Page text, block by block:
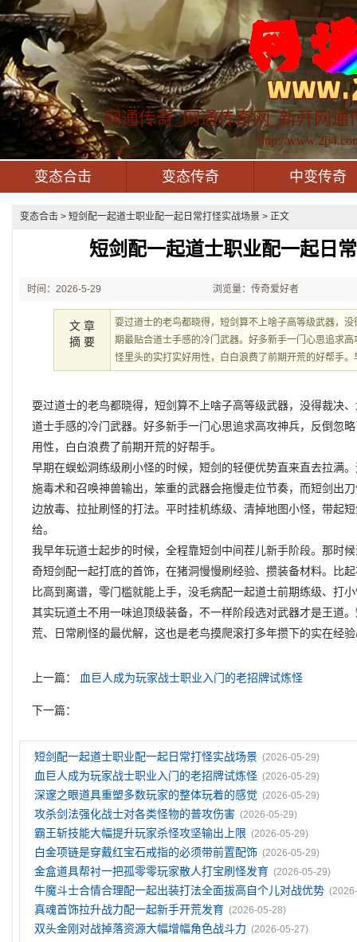
网通传奇_网通传奇网_新开网通
http://
变态合击 变态传奇 中变传奇
变态合击 > 短剑配一起道士职业配一起日常打怪实战场景 > 正文
短剑配一起道士职业配一起日
时间：2026-5-29
21:30:43
浏览量：传奇爱好者
文 章
摘 要
耍过道士的老鸟都晓得，短剑算不上啥子高等级武器，
期最贴合道士手感的冷门武器。好多新手一门心思追求
怪里头的实打实好用性，白白浪费了前期开荒的好帮手。
耍过道士的老鸟都晓得，短剑算不上啥子高等级武器，没得裁决
道士手感的冷门武器。好多新手一门心思追求高攻神兵，反倒忽
用性，白白浪费了前期开荒的好帮手。
早期在蜈蚣洞练级刷小怪的时候，短剑的轻便优势直来直去拉满
施毒术和召唤神兽输出，笨重的武器会拖慢走位节奏，而短剑出
边放毒、拉扯刷怪的打法。平时挂机练级、清掉地图小怪，带起
给。
我早年玩道士起步的时候，全程靠短剑中间茬儿新手阶段。那时
奇短剑配一起打底的首饰，在猪洞慢慢刷经验、攒装备材料。比
比高到离谱，零门槛就能上手，没毛病配一起道士前期练级、打
其实玩道土不用一味追顶级装备，不一样阶段选对武器才是王道
荒、日常刷怪的最优解，这也是老鸟摸爬滚打多年攒下的实在经
上一篇： 血巨人成为玩家战士职业入门的老招牌试炼怪
下一篇：
短剑配一起道士职业配一起日常打怪实战场景 (2026-05-29)
血巨人成为玩家战士职业入门的老招牌试炼怪 (2026-05-29)
深邃之眼道具重塑多数玩家的整体玩着的感觉 (2026-05-29)
攻杀剑法强化战士对各类怪物的普攻伤害 (2026-05-29)
霸王斩技能大幅提升玩家杀怪攻坚输出上限 (2026-05-29)
白金项链是穿戴红宝石戒指的必须带前置配饰 (2026-05-29)
金盒道具帮衬一把孤零零玩家散人打宝刷怪发育 (2026-05-29)
牛魔斗士合情合理配一起出装打法全面拔高自个儿对战优势
真魂首饰拉升战力配一起新手开荒发育 (2026-05-28)
双头金刚对战掉落资源大幅增幅角色战斗力 (2026-05-27)